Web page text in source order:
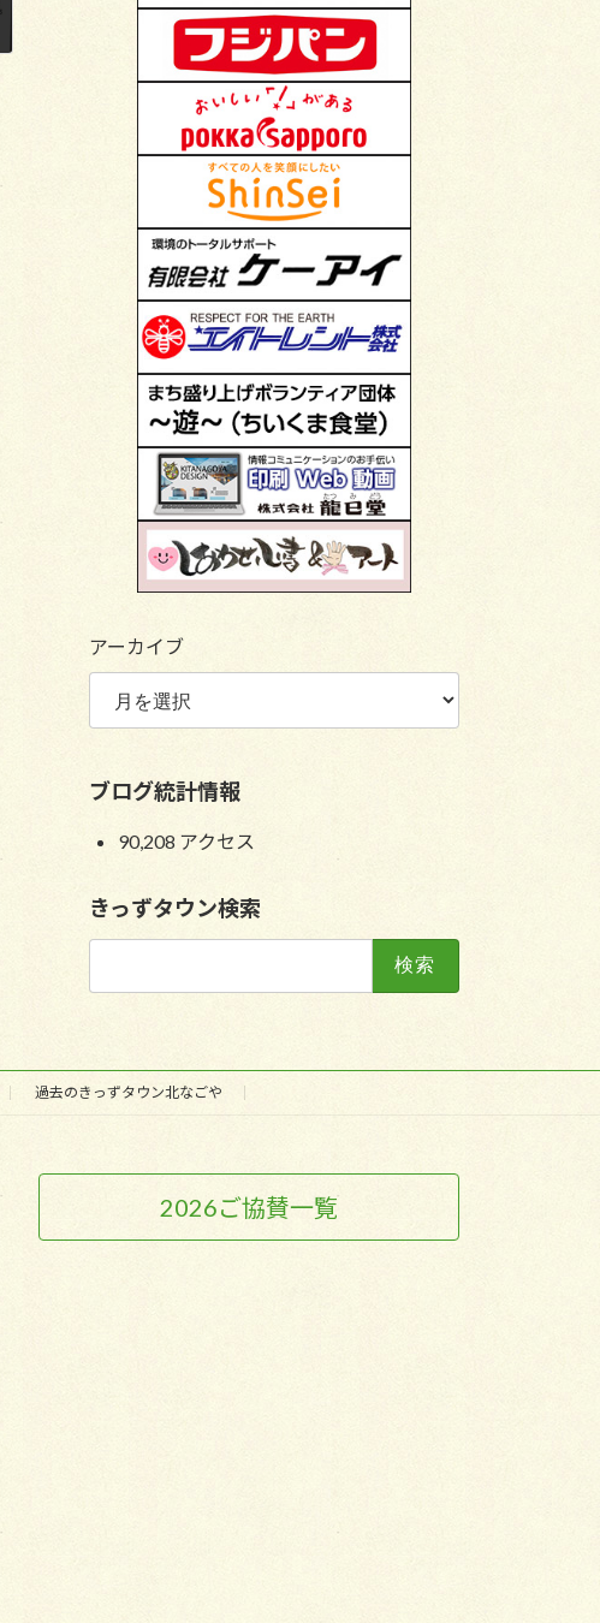
アーカイブ
ブログ統計情報
90,208 アクセス
きっずタウン検索
過去のきっずタウン北なごや
2026ご協賛一覧